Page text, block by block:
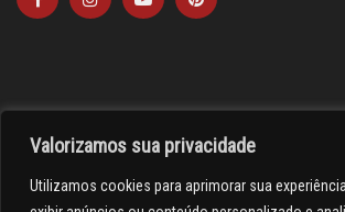
Valorizamos sua privacidade
Utilizamos cookies para aprimorar sua